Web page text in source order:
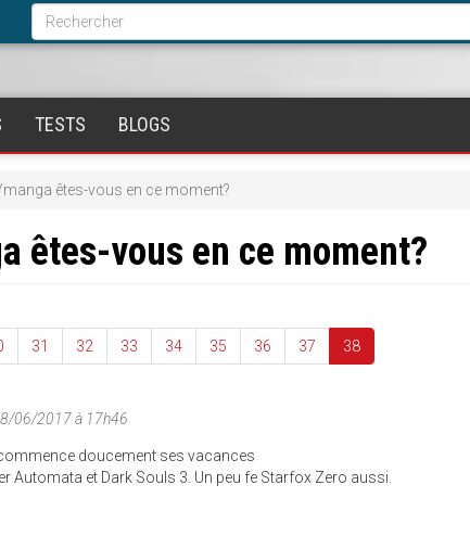
Formulaire
de
recherche
Rechercher
TESTS BLOGS
êtes-vous en ce moment?
êtes-vous en ce moment?
31 32 33 34 35 36 37 38
06/2017 à 17h46
doucement ses vacances
Automata et Dark Souls 3. Un peu fe Starfox Zero aussi.